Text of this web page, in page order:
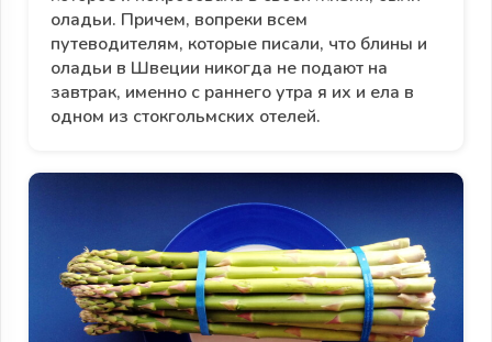
оладьи. Причем, вопреки всем
путеводителям, которые писали, что блины и
оладьи в Швеции никогда не подают на
завтрак, именно с раннего утра я их и ела в
одном из стокгольмских отелей.